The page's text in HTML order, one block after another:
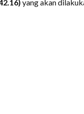
yang akan